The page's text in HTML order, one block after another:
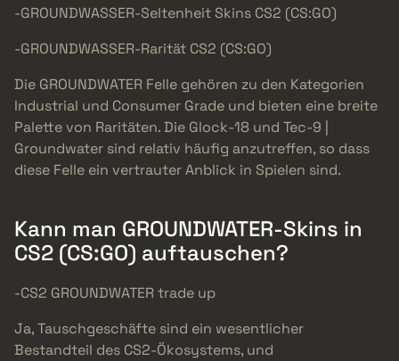
-GROUNDWASSER-Seltenheit Skins CS2 (CS:GO)
-GROUNDWASSER-Rarität CS2 (CS:GO)
Die GROUNDWATER Felle gehören zu den Kategorien
Industrial und Consumer Grade und bieten eine breite
Palette von Raritäten. Die Glock-18 und Tec-9 |
Groundwater sind relativ häufig anzutreffen, so dass
diese Felle ein vertrauter Anblick in Spielen sind.
Kann man GROUNDWATER-Skins in
CS2 (CS:GO) auftauschen?
-CS2 GROUNDWATER trade up
Ja, Tauschgeschäfte sind ein wesentlicher
Bestandteil des CS2-Ökosystems, und